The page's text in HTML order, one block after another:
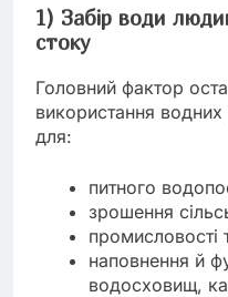
1) Забір води
стоку
Головний фактор
використання
для:
питного
зрошення
промисловості
наповнення й
водосховищ,